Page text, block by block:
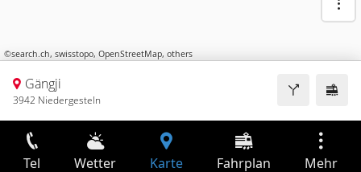
©search.ch, swisstopo, OpenStreetMap, others
Gängji
3942 Niedergesteln
Tel Wetter Karte Fahrplan Mehr